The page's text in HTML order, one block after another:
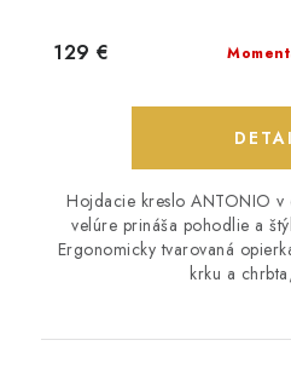
129 €
Hojdacie kreslo ANTONIO
velúre prináša pohodlie a
Ergonomicky tvarovaná
krku a